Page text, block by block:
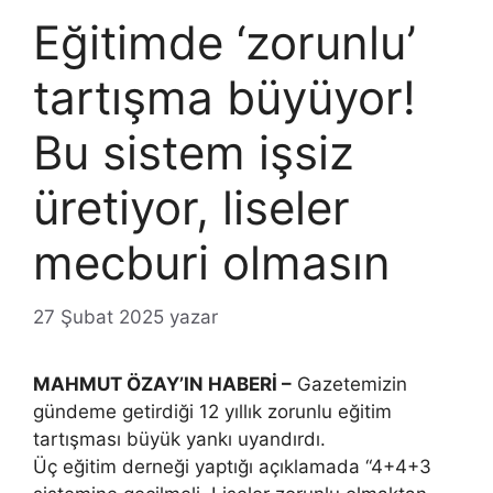
Eğitimde ‘zorunlu’
tartışma büyüyor!
Bu sistem işsiz
üretiyor, liseler
mecburi olmasın
27 Şubat 2025 yazar
MAHMUT ÖZAY’IN HABERİ – Gazetemizin
gündeme getirdiği 12 yıllık zorunlu eğitim
tartışması büyük yankı uyandırdı.
Üç eğitim derneği yaptığı açıklamada “4+4+3